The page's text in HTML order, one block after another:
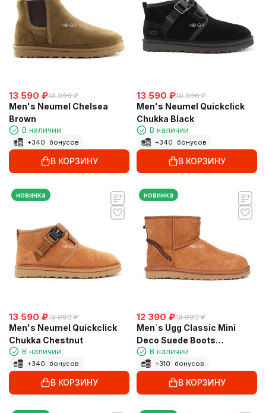
13 590 ₽19 990 ₽
Men's Neumel Chelsea
Brown
В наличии
+340 бонусов
В КОРЗИНУ
13 590 ₽19 990 ₽
Men's Neumel Quickclick
Chukka Black
В наличии
+340 бонусов
В КОРЗИНУ
новинка
13 590 ₽19 990 ₽
Men's Neumel Quickclick
Chukka Chestnut
В наличии
+340 бонусов
В КОРЗИНУ
новинка
12 390 ₽19 990 ₽
Men`s Ugg Classic Mini
Deco Suede Boots
Chestnut Dressinn
В наличии
+310 бонусов
В КОРЗИНУ